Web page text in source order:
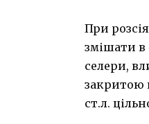
При
змішати в
селери,
закритою
ст.л.